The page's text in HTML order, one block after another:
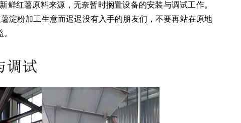
红薯原料来源，无奈暂时搁置设备的安装与调试工作。
淀粉加工生意而迟迟没有入手的朋友们，不要再站在原地